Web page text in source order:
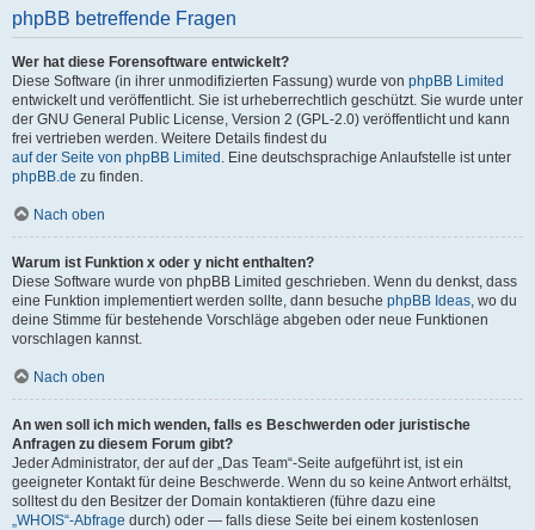
phpBB betreffende Fragen
Wer hat diese Forensoftware entwickelt?
Diese Software (in ihrer unmodifizierten Fassung) wurde von phpBB Limited
entwickelt und veröffentlicht. Sie ist urheberrechtlich geschützt. Sie wurde unter
der GNU General Public License, Version 2 (GPL-2.0) veröffentlicht und kann
frei vertrieben werden. Weitere Details findest du
auf der Seite von phpBB Limited . Eine deutschsprachige Anlaufstelle ist unter
phpBB.de zu finden.
Nach oben
Warum ist Funktion x oder y nicht enthalten?
Diese Software wurde von phpBB Limited geschrieben. Wenn du denkst, dass
eine Funktion implementiert werden sollte, dann besuche phpBB Ideas, wo du
deine Stimme für bestehende Vorschläge abgeben oder neue Funktionen
vorschlagen kannst.
Nach oben
An wen soll ich mich wenden, falls es Beschwerden oder juristische
Anfragen zu diesem Forum gibt?
Jeder Administrator, der auf der „Das Team“-Seite aufgeführt ist, ist ein
geeigneter Kontakt für deine Beschwerde. Wenn du so keine Antwort erhältst,
solltest du den Besitzer der Domain kontaktieren (führe dazu eine
„WHOIS“-Abfrage durch) oder — falls diese Seite bei einem kostenlosen